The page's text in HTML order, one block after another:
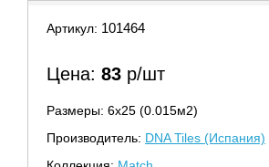
Артикул: 101464
Цена: 83 р/шт
Размеры: 6х25 (0.015м2)
Производитель: DNA Tiles (Испания)